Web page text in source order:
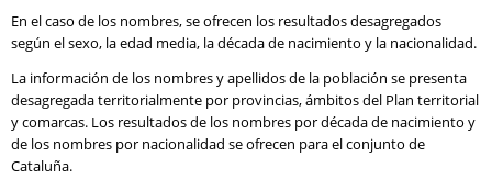
En el caso de los nombres, se ofrecen los resultados desagregados
según el sexo, la edad media, la década de nacimiento y la nacionalidad.
La información de los nombres y apellidos de la población se presenta
desagregada territorialmente por provincias, ámbitos del Plan territorial
y comarcas. Los resultados de los nombres por década de nacimiento y
de los nombres por nacionalidad se ofrecen para el conjunto de
Cataluña.